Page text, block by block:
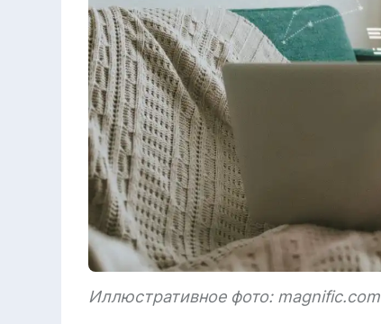
Иллюстративное фото: magnific.com